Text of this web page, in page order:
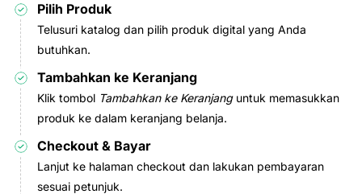
Pilih Produk
Telusuri katalog dan pilih produk digital yang Anda
butuhkan.
Tambahkan ke Keranjang
Klik tombol Tambahkan ke Keranjanguntuk memasukkan
produk ke dalam keranjang belanja.
Checkout & Bayar
Lanjut ke halaman checkout dan lakukan pembayaran
sesuai petunjuk.